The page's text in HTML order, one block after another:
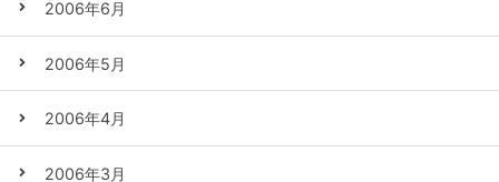
2006年6月
2006年5月
2006年4月
2006年3月